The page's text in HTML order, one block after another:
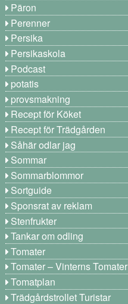
Päron
Perenner
Persika
Persikaskola
Podcast
potatis
provsmakning
Recept för Köket
Recept för Trädgården
Såhär odlar jag
Sommar
Sommarblommor
Sortguide
Sponsrat av reklam
Stenfrukter
Tankar om odling
Tomater
Tomater – Vinterns Tomater
Tomatplan
Trädgårdstrollet Turistar